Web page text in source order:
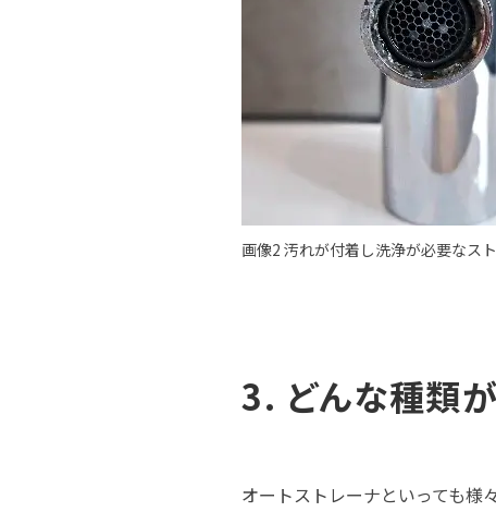
画像2 汚れが付着し洗浄が必要なス
3. どんな種類
オートストレーナといっても様